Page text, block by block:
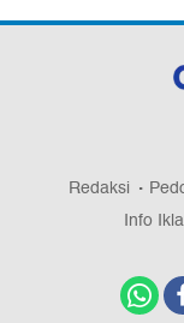
Redaksi
Info